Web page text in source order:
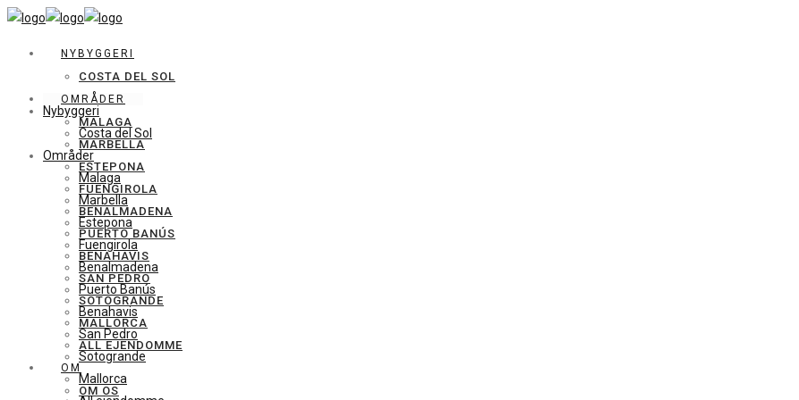
NYBYGGERI
COSTA DEL SOL
OMRÅDER
MALAGA
MARBELLA
ESTEPONA
FUENGIROLA
BENALMADENA
PUERTO BANÚS
BENAHAVIS
SAN PEDRO
SOTOGRANDE
MALLORCA
ALL EJENDOMME
OM
OM OS
Nybyggeri
Costa del Sol
Områder
Malaga
Marbella
Estepona
Fuengirola
Benalmadena
Puerto Banús
Benahavis
San Pedro
Sotogrande
Mallorca